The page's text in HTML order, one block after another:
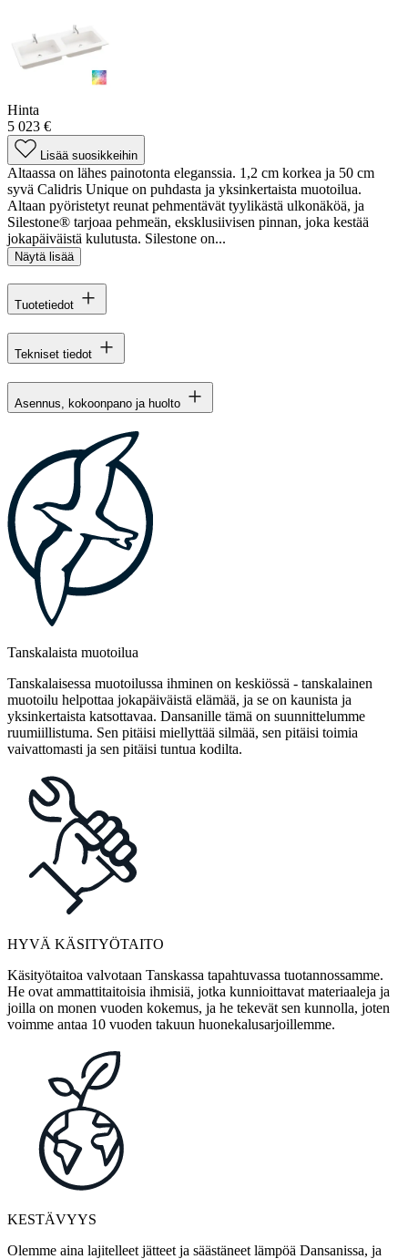
Hinta
5 023 €
Lisää suosikkeihin
Altaassa on lähes painotonta eleganssia. 1,2 cm korkea ja 50 cm
syvä Calidris Unique on puhdasta ja yksinkertaista muotoilua.
Altaan pyöristetyt reunat pehmentävät tyylikästä ulkonäköä, ja
Silestone® tarjoaa pehmeän, eksklusiivisen pinnan, joka kestää
jokapäiväistä kulutusta. Silestone on...
Näytä lisää
Tuotetiedot
Tekniset tiedot
Asennus, kokoonpano ja huolto
Tanskalaista muotoilua
Tanskalaisessa muotoilussa ihminen on keskiössä - tanskalainen
muotoilu helpottaa jokapäiväistä elämää, ja se on kaunista ja
yksinkertaista katsottavaa. Dansanille tämä on suunnittelumme
ruumiillistuma. Sen pitäisi miellyttää silmää, sen pitäisi toimia
vaivattomasti ja sen pitäisi tuntua kodilta.
HYVÄ KÄSITYÖTAITO
Käsityötaitoa valvotaan Tanskassa tapahtuvassa tuotannossamme.
He ovat ammattitaitoisia ihmisiä, jotka kunnioittavat materiaaleja ja
joilla on monen vuoden kokemus, ja he tekevät sen kunnolla, joten
voimme antaa 10 vuoden takuun huonekalusarjoillemme.
KESTÄVYYS
Olemme aina lajitelleet jätteet ja säästäneet lämpöä Dansanissa, ja